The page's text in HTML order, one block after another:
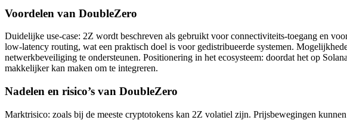
Voordelen van DoubleZero
Duidelijke use-case: 2Z wordt beschreven als gebruikt voor connectiviteits-toegang en
low-latency routing, wat een praktisch doel is voor gedistribueerde systemen.
netwerkbeveiliging te ondersteunen. Positionering in het ecosysteem: doordat het op
makkelijker kan maken om te integreren.
Nadelen en risico’s van DoubleZero
Marktrisico: zoals bij de meeste cryptotokens kan 2Z volatiel zijn. Prijsbewegingen